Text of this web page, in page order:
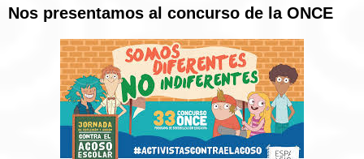
Nos presentamos al concurso de la ONCE